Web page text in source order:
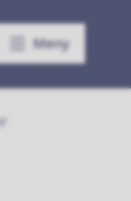
Meny